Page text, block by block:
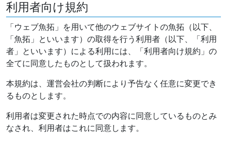
利用者向け規約
「ウェブ魚拓」を用いて他のウェブサイトの魚拓（以下、
「魚拓」といいます）の取得を行う利用者（以下、「利用
者」といいます）による利用には、「利用者向け規約」の
全てに同意したものとして扱われます。
本規約は、運営会社の判断により予告なく任意に変更でき
るものとします。
利用者は変更された時点での内容に同意しているものとみ
なされ、利用者はこれに同意します。